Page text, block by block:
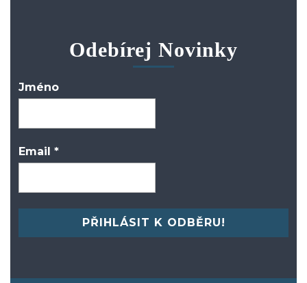
Odebírej Novinky
Jméno
Email *